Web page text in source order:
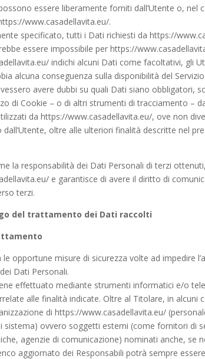
essere liberamente forniti dall’Utente o,
www.casadellavita.eu/.
specificato, tutti i Dati richiesti da https://
essere impossibile per https://
indichi alcuni Dati come facoltativi, gli
alcuna conseguenza sulla disponibilità del
avere dubbi su quali Dati siano obbligatori,
di Cookie – o di altri strumenti di tracciamento –
da https://www.casadellavita.eu/, ove non
dall’Utente, oltre alle ulteriori finalità descritte nel
la responsabilità dei Dati Personali di terzi
e garantisce di avere il diritto di
terzi.
del trattamento dei Dati raccolti
opportune misure di sicurezza volte ad impedire
Dati Personali.
effettuato mediante strumenti informatici e/o
alle finalità indicate. Oltre al Titolare, in alcuni
di https://www.casadellavita.eu/
sistema) ovvero soggetti esterni (come fornitori di
agenzie di comunicazione) nominati anche, se
aggiornato dei Responsabili potrà sempre